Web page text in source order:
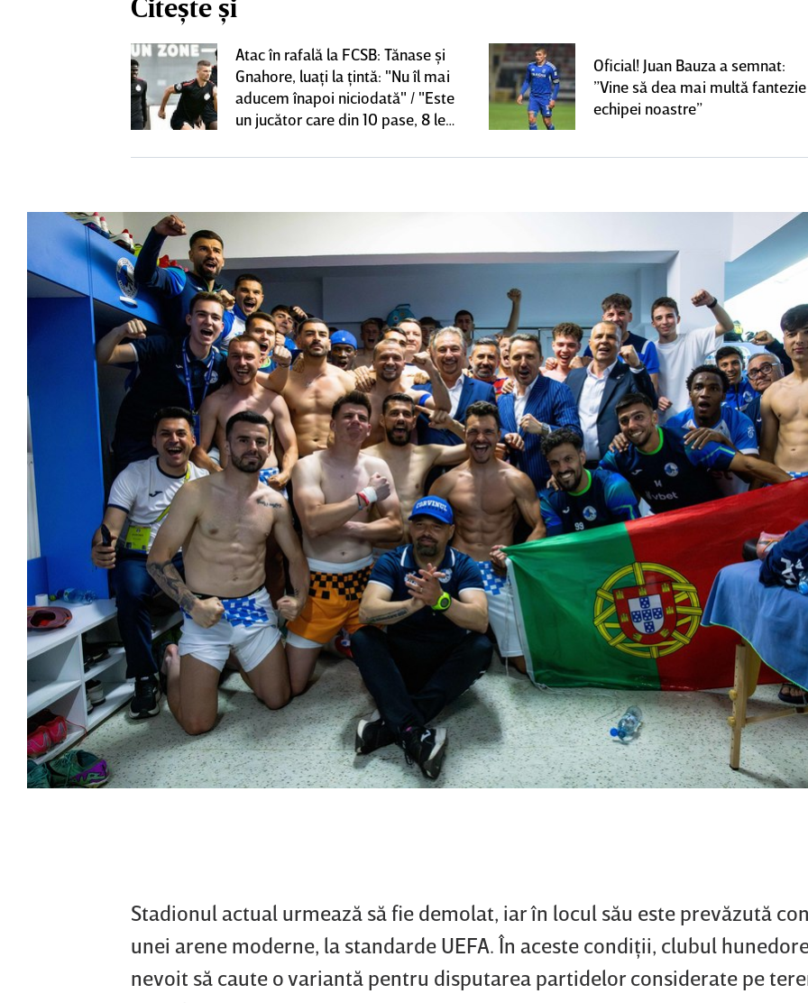
Citește și
Atac în rafală la FCSB: Tănase şi
Gnahore, luaţi la ţintă: "Nu îl mai
aducem înapoi niciodată" / "Este
un jucător care din 10 pase, 8 le
Oficial! Juan Bauza a semnat:
”Vine să dea mai multă fantezie
echipei noastre”
Stadionul actual urmează să fie demolat, iar în locul său este prevăzută
unei arene moderne, la standarde UEFA. În aceste condiţii, clubul
nevoit să caute o variantă pentru disputarea partidelor considerate pe